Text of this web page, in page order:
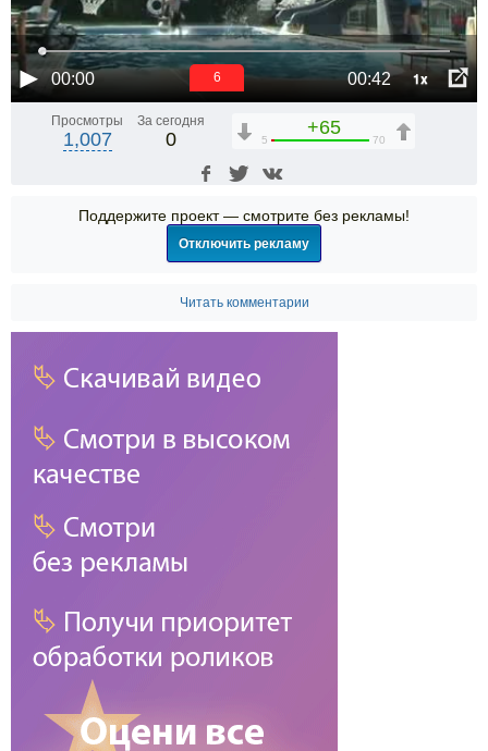
00:00 00:42 1x
6
Просмотры
1,007
За сегодня
0
+65
5 70
Поддержите проект — смотрите без рекламы!
Отключить рекламу
Читать комментарии